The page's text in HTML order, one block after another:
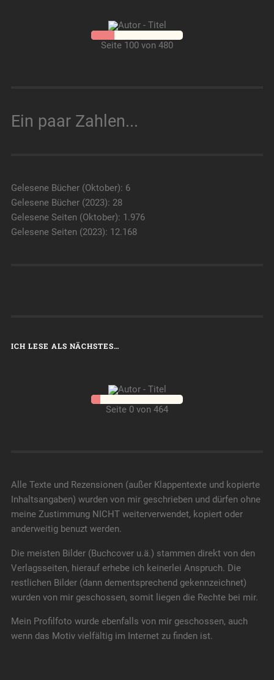
Seite 100 von 480
Ein paar Zahlen...
Gelesene Bücher (Oktober): 6
Gelesene Bücher (2023): 28
Gelesene Seiten (Oktober): 1.976
Gelesene Seiten (2023): 12.168
ICH LESE ALS NÄCHSTES…
Seite 0 von 464
Alle Texte und Rezensionen (außer Klappentexte und kopierte
Inhaltsangaben) wurden von mir geschrieben und dürfen ohne
meine Zustimmung NICHT weiterverwendet, kopiert oder
anderweitig benuzt werden.
Die meisten Bilder (Buchcover u.ä.) stammen direkt von den
Verlagsseiten, hierauf erhebe ich keinerlei Anspruch. Die
restlichen Bilder (dann dementsprechend gekennzeichnet)
wurden von mir geschossen, somit liegen die Rechte bei mir.
Mein Profilfoto wurde ebenfalls von mir geschossen, auch
wenn das Motiv vielfältig im Internet zu finden ist.